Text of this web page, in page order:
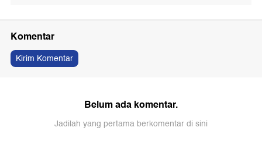
Komentar
Kirim Komentar
Belum ada komentar.
Jadilah yang pertama berkomentar di sini